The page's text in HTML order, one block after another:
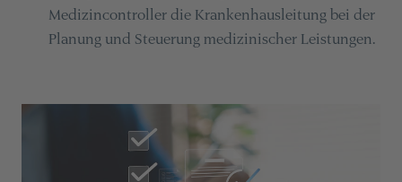
Medizincontroller die Krankenhausleitung bei der
Planung und Steuerung medizinischer Leistungen.